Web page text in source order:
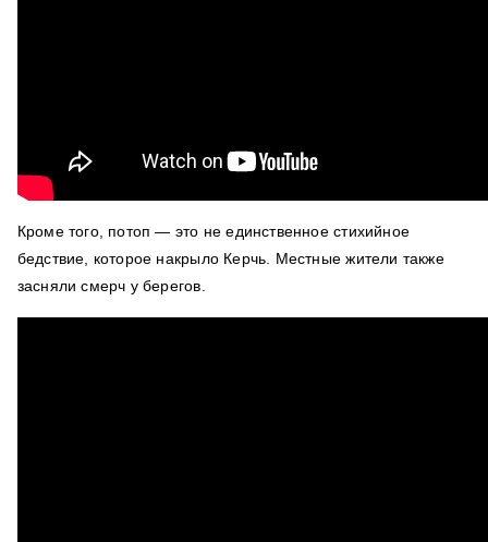
Кроме того, потоп — это не единственное стихийное
бедствие, которое накрыло Керчь. Местные жители также
засняли смерч у берегов.